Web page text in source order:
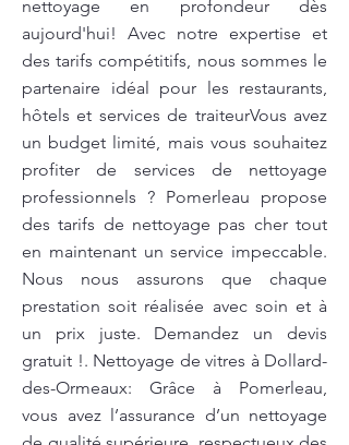
nettoyage en profondeur dès
aujourd'hui! Avec notre expertise et
des tarifs compétitifs, nous sommes le
partenaire idéal pour les restaurants,
hôtels et services de traiteurVous avez
un budget limité, mais vous souhaitez
profiter de services de nettoyage
professionnels ? Pomerleau propose
des tarifs de nettoyage pas cher tout
en maintenant un service impeccable.
Nous nous assurons que chaque
prestation soit réalisée avec soin et à
un prix juste. Demandez un devis
gratuit !. Nettoyage de vitres à Dollard-
des-Ormeaux: Grâce à Pomerleau,
vous avez l’assurance d’un nettoyage